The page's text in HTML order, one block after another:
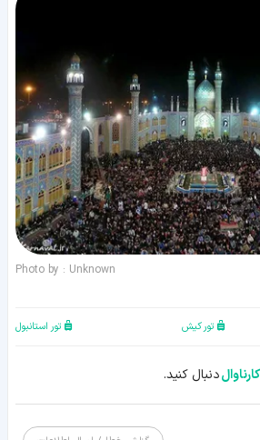
Photo by : Unknown
تور کیش تور استانبول
کارناوالدنبال کنید.